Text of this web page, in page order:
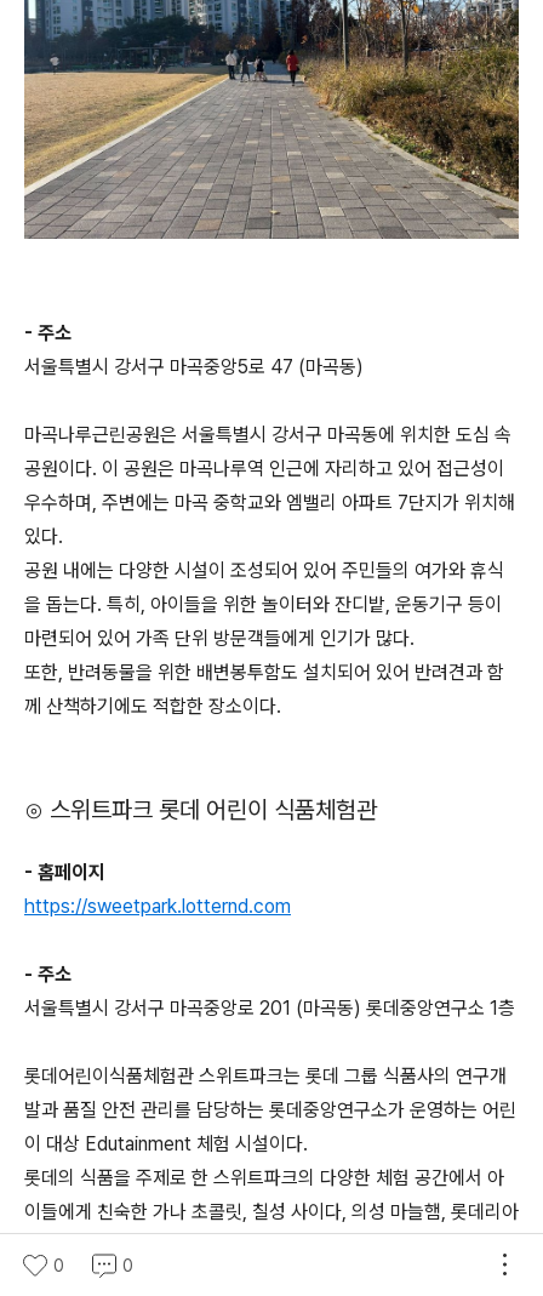
- 주소
서울특별시 강서구 마곡중앙5로 47 (마곡동)
마곡나루근린공원은 서울특별시 강서구 마곡동에 위치한 도심 속
공원이다. 이 공원은 마곡나루역 인근에 자리하고 있어 접근성이
우수하며, 주변에는 마곡 중학교와 엠밸리 아파트 7단지가 위치해
있다.
공원 내에는 다양한 시설이 조성되어 있어 주민들의 여가와 휴식
을 돕는다. 특히, 아이들을 위한 놀이터와 잔디밭, 운동기구 등이
마련되어 있어 가족 단위 방문객들에게 인기가 많다.
또한, 반려동물을 위한 배변봉투함도 설치되어 있어 반려견과 함
께 산책하기에도 적합한 장소이다.
⊙ 스위트파크 롯데 어린이 식품체험관
- 홈페이지
https://sweetpark.lotternd.com
- 주소
서울특별시 강서구 마곡중앙로 201 (마곡동) 롯데중앙연구소 1층
롯데어린이식품체험관 스위트파크는 롯데 그룹 식품사의 연구개
발과 품질 안전 관리를 담당하는 롯데중앙연구소가 운영하는 어린
이 대상 Edutainment 체험 시설이다.
롯데의 식품을 주제로 한 스위트파크의 다양한 체험 공간에서 아
이들에게 친숙한 가나 초콜릿, 칠성 사이다, 의성 마늘햄, 롯데리아
램을 제공한다. 스위트파크의 요정 위티와 함께하는 환상적인 열
0 0